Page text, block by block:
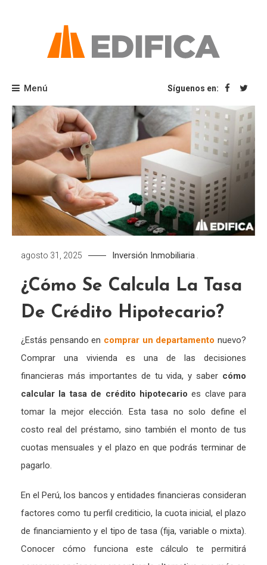
Blog Edifica
Menú Síguenos en:
agosto 31, 2025 Inversión Inmobiliaria
¿Cómo Se Calcula La Tasa
De Crédito Hipotecario?
¿Estás pensando en comprar un departamento nuevo?
Comprar una vivienda es una de las decisiones
financieras más importantes de tu vida, y saber cómo
calcular la tasa de crédito hipotecario es clave para
tomar la mejor elección. Esta tasa no solo define el
costo real del préstamo, sino también el monto de tus
cuotas mensuales y el plazo en que podrás terminar de
pagarlo.
En el Perú, los bancos y entidades financieras consideran
factores como tu perfil crediticio, la cuota inicial, el plazo
de financiamiento y el tipo de tasa (fija, variable o mixta).
Conocer cómo funciona este cálculo te permitirá